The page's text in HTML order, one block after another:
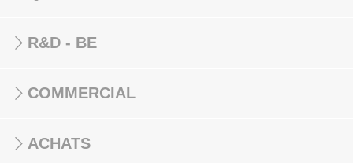
R&D - BE
COMMERCIAL
ACHATS